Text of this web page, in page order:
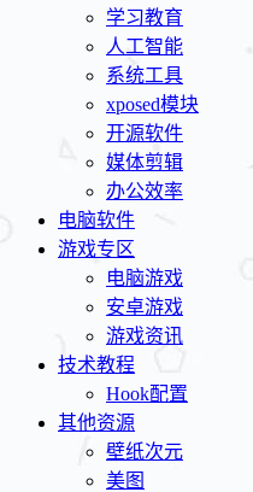
学习教育
人工智能
系统工具
xposed模块
开源软件
媒体剪辑
办公效率
电脑软件
游戏专区
电脑游戏
安卓游戏
游戏资讯
技术教程
Hook配置
其他资源
壁纸次元
美图